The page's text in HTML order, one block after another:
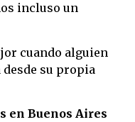
incluso un
cuando alguien
desde su propia
en Buenos Aires